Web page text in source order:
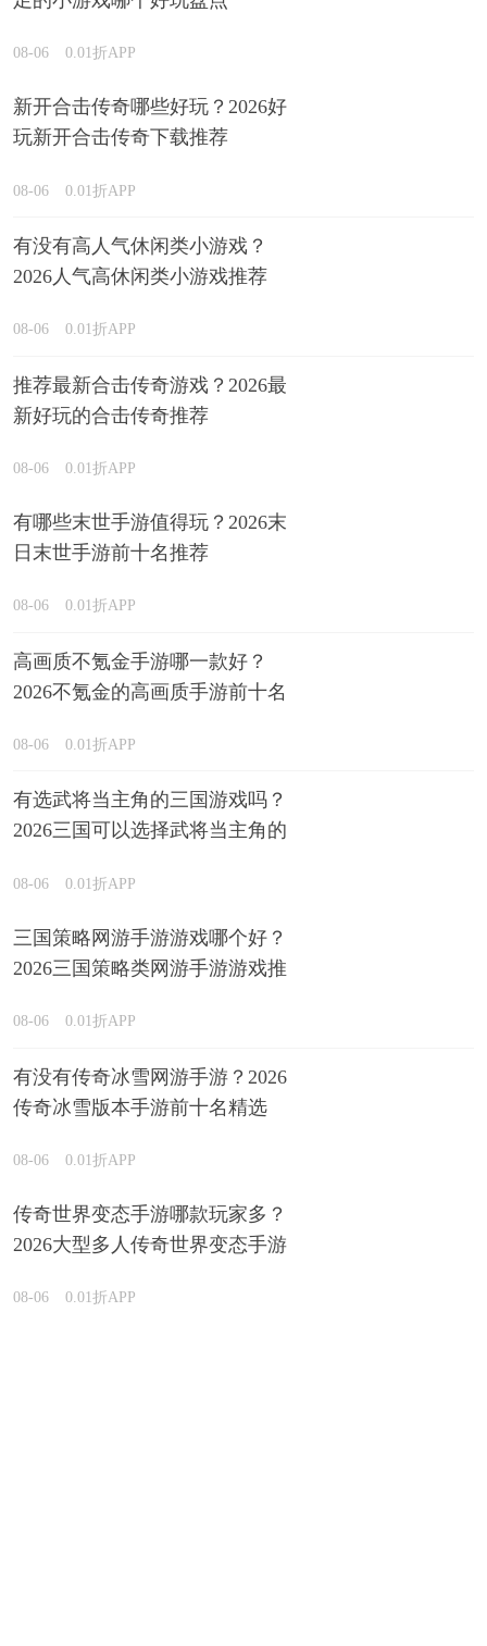
08-06 0.01折APP
新开合击传奇哪些好玩？2026好
玩新开合击传奇下载推荐
08-06 0.01折APP
有没有高人气休闲类小游戏？
2026人气高休闲类小游戏推荐
08-06 0.01折APP
推荐最新合击传奇游戏？2026最
新好玩的合击传奇推荐
08-06 0.01折APP
有哪些末世手游值得玩？2026末
日末世手游前十名推荐
08-06 0.01折APP
高画质不氪金手游哪一款好？
2026不氪金的高画质手游前十名
08-06 0.01折APP
有选武将当主角的三国游戏吗？
2026三国可以选择武将当主角的
08-06 0.01折APP
三国策略网游手游游戏哪个好？
2026三国策略类网游手游游戏推
08-06 0.01折APP
有没有传奇冰雪网游手游？2026
传奇冰雪版本手游前十名精选
08-06 0.01折APP
传奇世界变态手游哪款玩家多？
2026大型多人传奇世界变态手游
08-06 0.01折APP